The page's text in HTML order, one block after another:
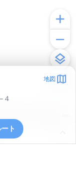
地図
４
ト